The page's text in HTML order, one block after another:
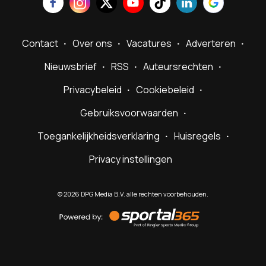
Contact Over ons Vacatures
Adverteren
Nieuwsbrief
RSS
Auteursrechten
Privacybeleid
Cookiebeleid
Gebruiksvoorwaarden
Toegankelijkheidsverklaring
Huisregels
Privacy instellingen
©2026 DPG Media B.V. alle rechten voorbehouden.
by
Sportal365